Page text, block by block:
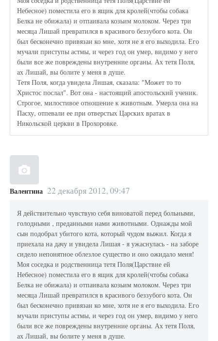
Небесное) поместила его в ящик для кролей(чтобы собака
Белка не обижала) и отпаивала козьим молоком. Через три
месяца Лишай превратился в красивого беззубого кота. Он
был бесконечно привязан ко мне, хотя не я его выходила. Его
мучали приступы астмы, и через год он умер, видимо у него
были все же повреждены внутренние органы. Ах тетя Поля,
ах Лишай, вы болите у меня в душе.
Тетя Поля, когда увидела Лишая, сказала: "Может то то
Христос послал". Вот она - настоящий апостольский ученик.
Строгое, милостивое отношение к животным. Умерла она на
Пасху, отпевали ее при отверстых Царских вратах в
Никольской церкви в Прохоровке.
Валентина 22 декабря 2012, 09:47
Я действительно чувствую себя виноватой перед больными,
голодными , преданными нами животными. Однажды мой
сын подобрал убитого кота, который чудом выжил. Когда я
приехала на дачу и увидела Лишая - я ужаснулась - на заборе
сидело непонятное облезлое существо и оно ожидало меня!
Моя соседка и родственница тетя Поля(Царствие ей
Небесное) поместила его в ящик для кролей(чтобы собака
Белка не обижала) и отпаивала козьим молоком. Через три
месяца Лишай превратился в красивого беззубого кота. Он
был бесконечно привязан ко мне, хотя не я его выходила. Его
мучали приступы астмы, и через год он умер, видимо у него
были все же повреждены внутренние органы. Ах тетя Поля,
ах Лишай, вы болите у меня в душе.